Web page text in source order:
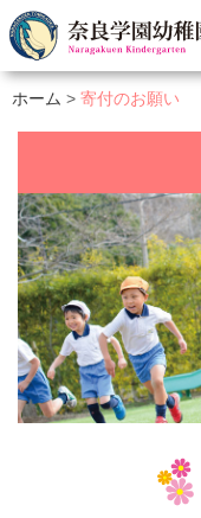
ホーム 寄付のお願い